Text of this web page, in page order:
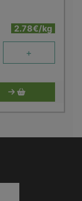
2.78€/kg
+